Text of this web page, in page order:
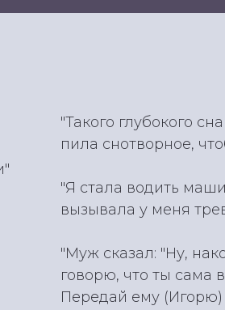
"Такого глубокого
пила снотворное,
"Я стала водить
вызывала у меня
"Муж сказал: "Ну,
говорю, что ты сама
Передай ему (Игорю)